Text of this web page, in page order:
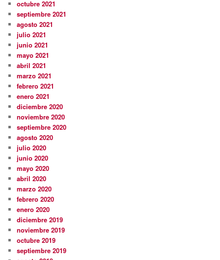
octubre 2021
septiembre 2021
agosto 2021
julio 2021
junio 2021
mayo 2021
abril 2021
marzo 2021
febrero 2021
enero 2021
diciembre 2020
noviembre 2020
septiembre 2020
agosto 2020
julio 2020
junio 2020
mayo 2020
abril 2020
marzo 2020
febrero 2020
enero 2020
diciembre 2019
noviembre 2019
octubre 2019
septiembre 2019